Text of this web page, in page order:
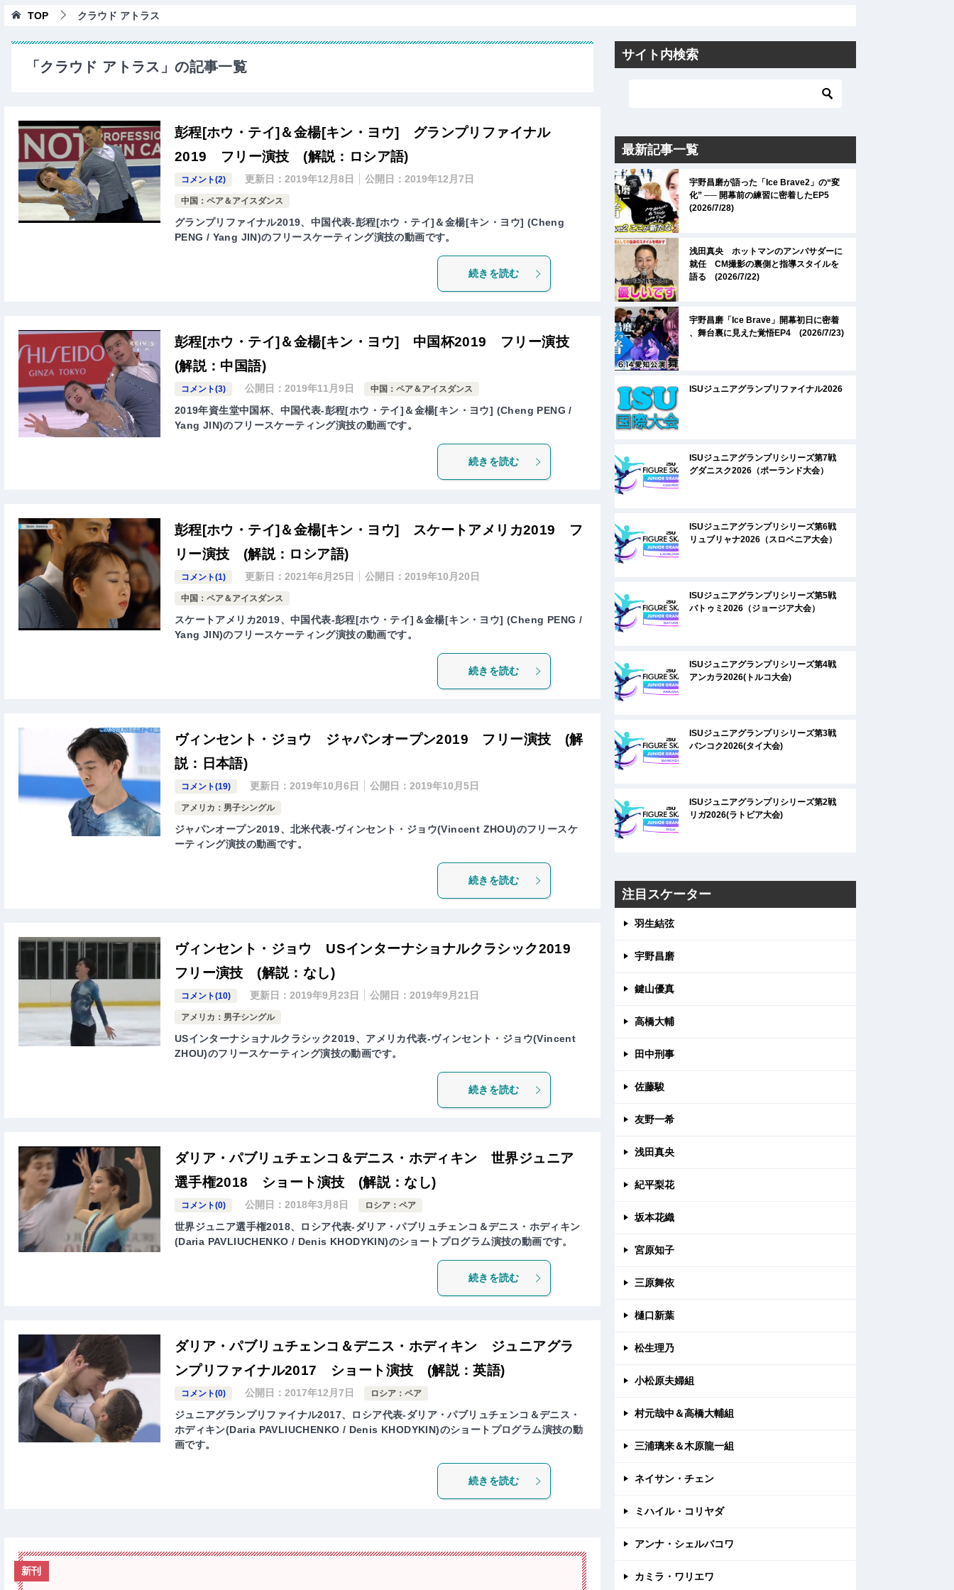
TOP クラウド アトラス
「クラウド アトラス」の記事一覧
彭程[ホウ・テイ]＆金楊[キン・ヨウ] グランプリファイナル
2019 フリー演技 (解説：ロシア語)
コメント(2) 更新日：2019年12月8日 公開日：2019年12月7日
中国：ペア＆アイスダンス
グランプリファイナル2019、中国代表-彭程[ホウ・テイ]＆金楊[キン・ヨウ] (Cheng
PENG / Yang JIN)のフリースケーティング演技の動画です。
続きを読む
彭程[ホウ・テイ]＆金楊[キン・ヨウ] 中国杯2019 フリー演技
(解説：中国語)
コメント(3) 公開日：2019年11月9日 中国：ペア＆アイスダンス
2019年資生堂中国杯、中国代表-彭程[ホウ・テイ]＆金楊[キン・ヨウ] (Cheng PENG /
Yang JIN)のフリースケーティング演技の動画です。
続きを読む
彭程[ホウ・テイ]＆金楊[キン・ヨウ] スケートアメリカ2019 フ
リー演技 (解説：ロシア語)
コメント(1) 更新日：2021年6月25日 公開日：2019年10月20日
中国：ペア＆アイスダンス
スケートアメリカ2019、中国代表-彭程[ホウ・テイ]＆金楊[キン・ヨウ] (Cheng PENG /
Yang JIN)のフリースケーティング演技の動画です。
続きを読む
ヴィンセント・ジョウ ジャパンオープン2019 フリー演技 (解
説：日本語)
コメント(19) 更新日：2019年10月6日 公開日：2019年10月5日
アメリカ：男子シングル
ジャパンオープン2019、北米代表-ヴィンセント・ジョウ(Vincent ZHOU)のフリースケ
ーティング演技の動画です。
続きを読む
ヴィンセント・ジョウ USインターナショナルクラシック2019
フリー演技 (解説：なし)
コメント(10) 更新日：2019年9月23日 公開日：2019年9月21日
アメリカ：男子シングル
USインターナショナルクラシック2019、アメリカ代表-ヴィンセント・ジョウ(Vincent
ZHOU)のフリースケーティング演技の動画です。
続きを読む
ダリア・パブリュチェンコ＆デニス・ホディキン 世界ジュニア
選手権2018 ショート演技 (解説：なし)
コメント(0) 公開日：2018年3月8日 ロシア：ペア
世界ジュニア選手権2018、ロシア代表-ダリア・パブリュチェンコ＆デニス・ホディキン
(Daria PAVLIUCHENKO / Denis KHODYKIN)のショートプログラム演技の動画です。
続きを読む
ダリア・パブリュチェンコ＆デニス・ホディキン ジュニアグラ
ンプリファイナル2017 ショート演技 (解説：英語)
コメント(0) 公開日：2017年12月7日 ロシア：ペア
ジュニアグランプリファイナル2017、ロシア代表-ダリア・パブリュチェンコ＆デニス・
ホディキン(Daria PAVLIUCHENKO / Denis KHODYKIN)のショートプログラム演技の動
画です。
続きを読む
新刊
サイト内検索
最新記事一覧
宇野昌磨が語った「Ice Brave2」の“変
化” ── 開幕前の練習に密着したEP5
(2026/7/28)
浅田真央 ホットマンのアンバサダーに
就任 CM撮影の裏側と指導スタイルを
語る (2026/7/22)
宇野昌磨「Ice Brave」開幕初日に密着
、舞台裏に見えた覚悟EP4 (2026/7/23)
ISUジュニアグランプリファイナル2026
ISUジュニアグランプリシリーズ第7戦
グダニスク2026（ポーランド大会）
ISUジュニアグランプリシリーズ第6戦
リュブリャナ2026（スロベニア大会）
ISUジュニアグランプリシリーズ第5戦
バトゥミ2026（ジョージア大会）
ISUジュニアグランプリシリーズ第4戦
アンカラ2026(トルコ大会)
ISUジュニアグランプリシリーズ第3戦
バンコク2026(タイ大会)
ISUジュニアグランプリシリーズ第2戦
リガ2026(ラトビア大会)
注目スケーター
羽生結弦
宇野昌磨
鍵山優真
高橋大輔
田中刑事
佐藤駿
友野一希
浅田真央
紀平梨花
坂本花織
宮原知子
三原舞依
樋口新葉
松生理乃
小松原夫婦組
村元哉中＆高橋大輔組
三浦璃来＆木原龍一組
ネイサン・チェン
ミハイル・コリヤダ
アンナ・シェルバコワ
カミラ・ワリエワ